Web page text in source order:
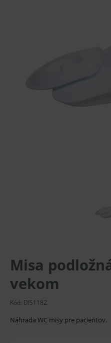
Misa
vekom
Kód: DIS1182
Náhrada WC misy pre pacientov.